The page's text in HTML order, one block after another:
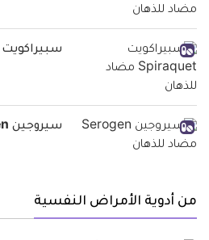
سبيراكويت Spiraquet مضاد للذهان
سيروجين Serogen مضاد للذهان
من أدوية الأمراض النفسية